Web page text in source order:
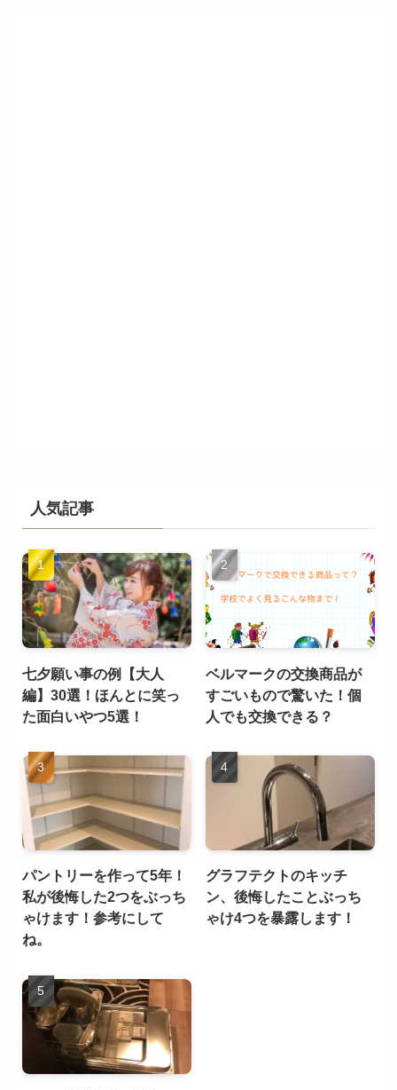
人気記事
七夕願い事の例【大人
編】30選！ほんとに笑っ
た面白いやつ5選！
ベルマークの交換商品が
すごいもので驚いた！個
人でも交換できる？
パントリーを作って5年！
私が後悔した2つをぶっち
ゃけます！参考にして
ね。
グラフテクトのキッチ
ン、後悔したことぶっち
ゃけ4つを暴露します！